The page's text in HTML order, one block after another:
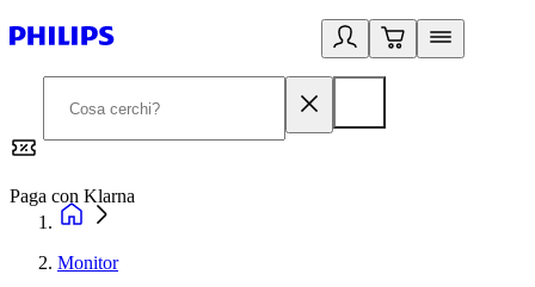
Paga con Klarna
Monitor